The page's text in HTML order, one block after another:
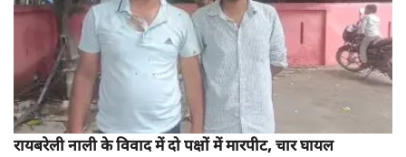
रायबरेली नाली के विवाद में दो पक्षों में मारपीट, चार घायल